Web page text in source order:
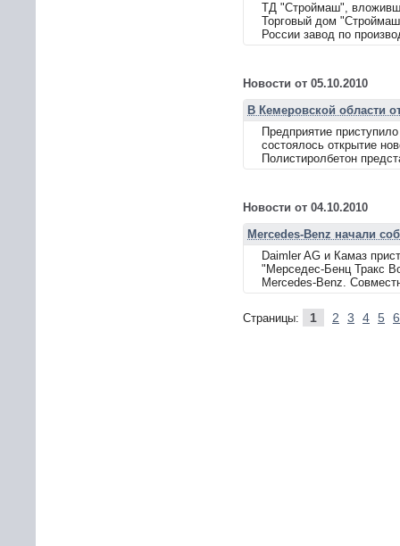
ТД "Строймаш",
Торговый дом
России завод по
Новости от 05.10.2010
В Кемеровской области
Предприятие
состоялось открытие
Полистиролбетон
Новости от 04.10.2010
Mercedes-Benz начали
Daimler AG и Камаз
"Мерседес-Бенц Тракс
Mercedes-Benz.
Страницы: 1 2 3 4 5 6